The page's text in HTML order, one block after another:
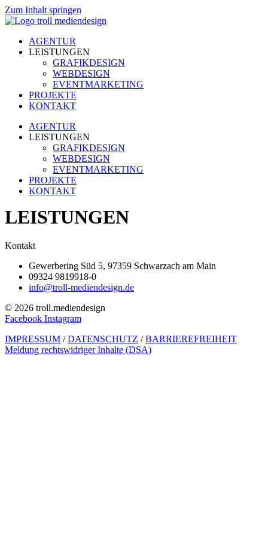
Zum Inhalt springen
AGENTUR
LEISTUNGEN
GRAFIKDESIGN
WEBDESIGN
EVENTMARKETING
PROJEKTE
KONTAKT
AGENTUR
LEISTUNGEN
GRAFIKDESIGN
WEBDESIGN
EVENTMARKETING
PROJEKTE
KONTAKT
LEISTUNGEN
Kontakt
Gewerbering Süd 5, 97359 Schwarzach am Main
09324 9819918-0
info@troll-mediendesign.de
© 2026 troll.mediendesign
Facebook Instagram
IMPRESSUM /DATENSCHUTZ /BARRIEREFREIHEIT
Meldung rechtswidriger Inhalte (DSA)